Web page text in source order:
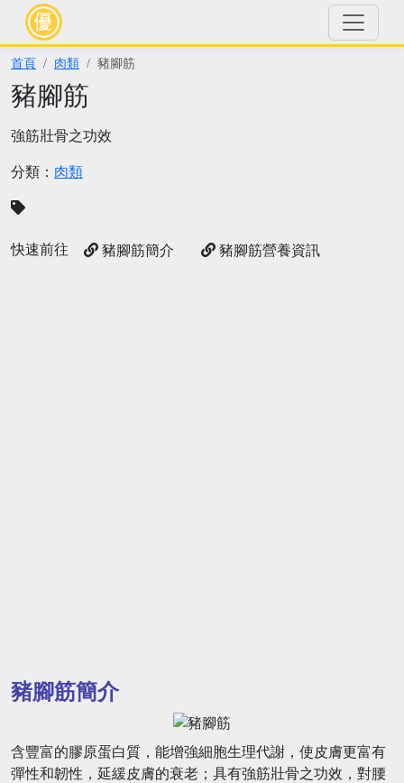
首頁 肉類 豬腳筋
豬腳筋
強筋壯骨之功效
分類： 肉類
快速前往 豬腳筋簡介 豬腳筋營養資訊
豬腳筋簡介
含豐富的膠原蛋白質，能增強細胞生理代謝，使皮膚更富有
彈性和韌性，延緩皮膚的衰老；具有強筋壯骨之功效，對腰